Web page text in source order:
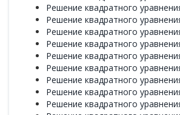
Решение квадратного
Решение квадратного
Решение квадратного
Решение квадратного
Решение квадратного
Решение квадратного
Решение квадратного
Решение квадратного
Решение квадратного